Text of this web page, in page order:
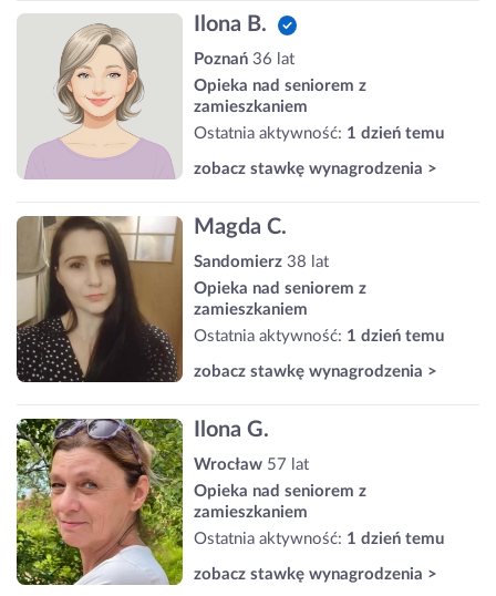
Ilona B.
Poznań 36 lat
Opieka nad seniorem z
zamieszkaniem
Ostatnia aktywność: 1 dzień temu
zobacz stawkę wynagrodzenia >
Magda C.
Sandomierz 38 lat
Opieka nad seniorem z
zamieszkaniem
Ostatnia aktywność: 1 dzień temu
zobacz stawkę wynagrodzenia >
Ilona G.
Wrocław 57 lat
Opieka nad seniorem z
zamieszkaniem
Ostatnia aktywność: 1 dzień temu
zobacz stawkę wynagrodzenia >